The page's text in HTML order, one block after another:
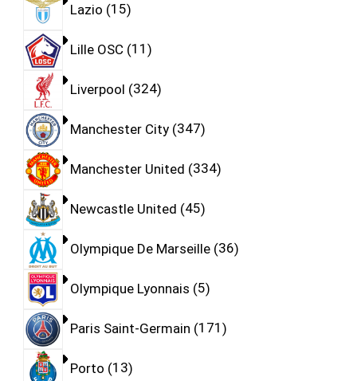
Lazio 15
Lille OSC 11
Liverpool 324
Manchester City 347
Manchester United 334
Newcastle United 45
Olympique De Marseille 36
Olympique Lyonnais 5
Paris Saint-Germain 171
Porto 13